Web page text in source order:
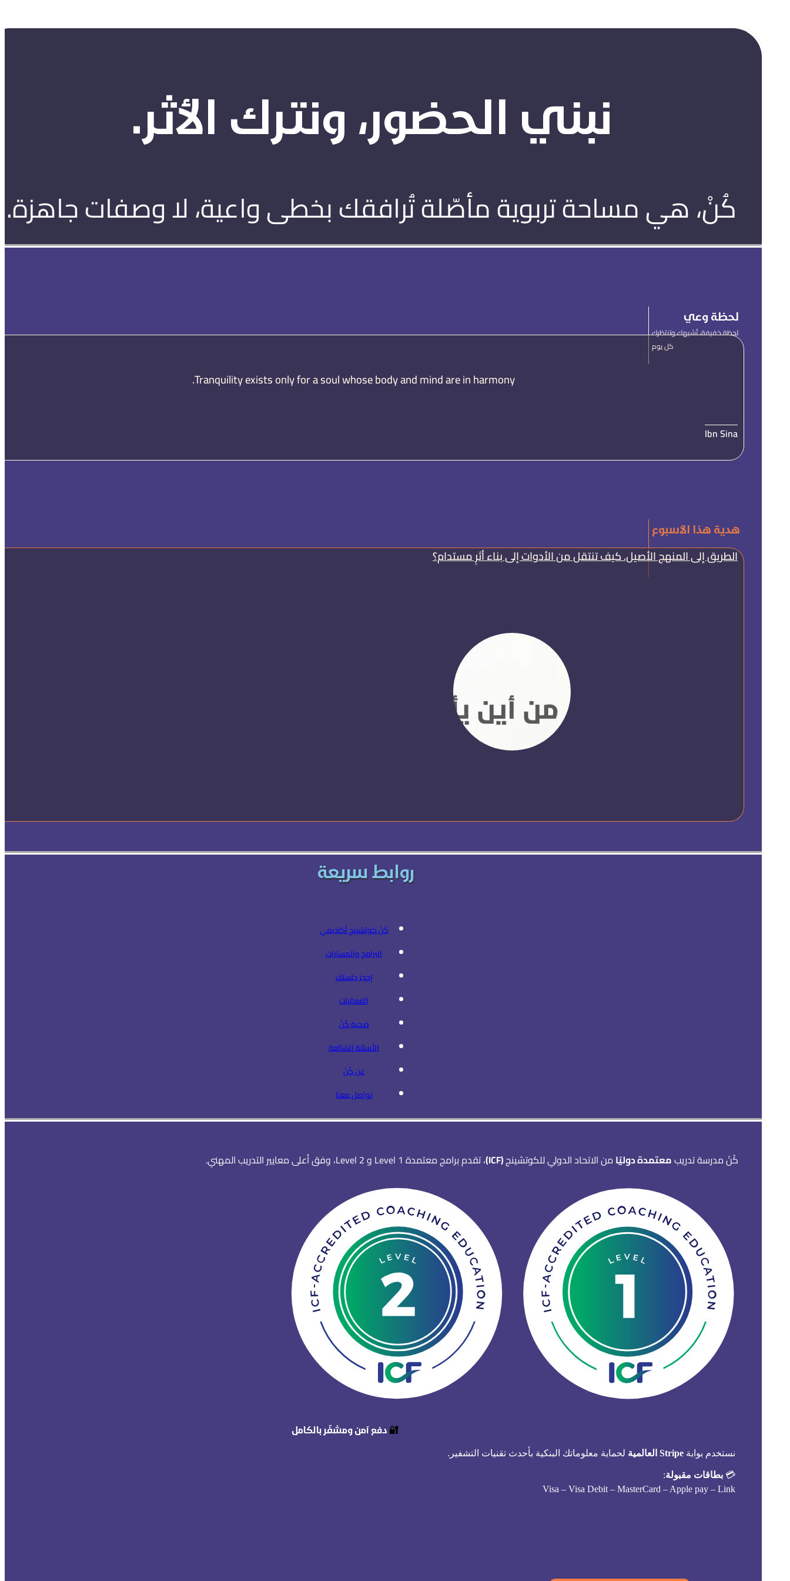
نبني الحضور، ونترك الأثر.
كُنْ، هي مساحة تربوية مأصّلة تُرافقك بخطى واعية، لا وصفات جاهزة.
لحظة وعي
لحظة خفيفة، تُشبهك وتنتظرك
كل يوم
Tranquility exists only for a soul whose body and mind are in harmony.
Ibn Sina
هدية هذا الأسبوع
الطريق إلى المنهج الأصيل. كيف تنتقل من الأدوات إلى بناء أثرٍ مستدام؟
روابط سريعة
كُنْ كوتشينج أكاديمي
البرامج والمسارات
إحجز جلستك
الفعاليات
صحبة كُنْ
الأسئلة الشائعة
عن كُنْ
تواصل معنا
كُنْ مدرسة تدريبمعتمدة دوليًا من الاتحاد الدولي للكوتشينج(ICF) ، تقدم برامج معتمدة Level 1 و Level 2، وفق أعلى معايير التدريب المهني.
🔐 دفع آمن ومشفّر بالكامل
نستخدم بوابة Stripe العالمية لحماية معلوماتك البنكية بأحدث تقنيات التشفير.
💳 بطاقات مقبولة:
Visa – Visa Debit – MasterCard – Apple pay – Link